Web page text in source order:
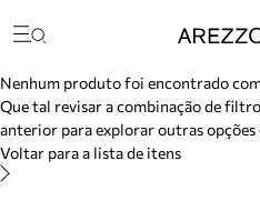
Buscar produtos
categorias sugeridas
Bota
Papete
Scarpin
Mocassim
Nenhum produto foi encontrado
Que tal revisar a combinação de
anterior para explorar outras opções
Voltar para a lista de itens